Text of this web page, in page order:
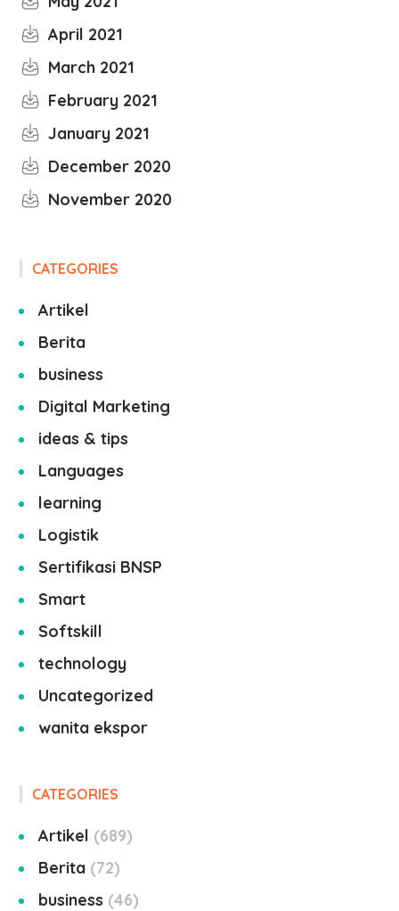
April 2021
March 2021
February 2021
January 2021
December 2020
November 2020
CATEGORIES
Artikel
Berita
business
Digital Marketing
ideas & tips
Languages
learning
Logistik
Sertifikasi BNSP
Smart
Softskill
technology
Uncategorized
wanita ekspor
CATEGORIES
Artikel
689
Berita 72
business 46